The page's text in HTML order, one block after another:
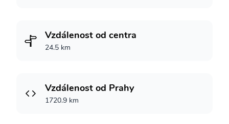
Vzdálenost od centra
24.5 km
Vzdálenost od Prahy
1720.9 km